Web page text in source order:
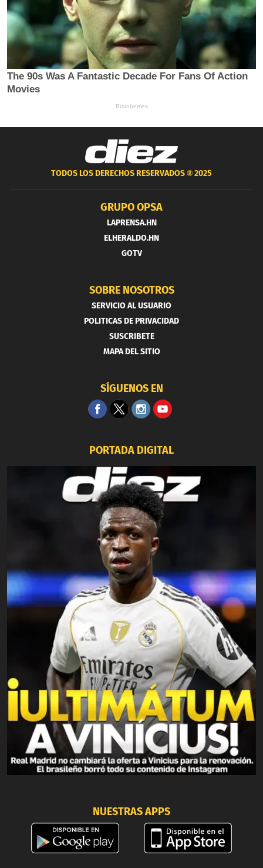
TODOS LOS DERECHOS RESERVADOS ®2025
GRUPO OPSA
LAPRENSA.HN
ELHERALDO.HN
GOTV
SOBRE NOSOTROS
SERVICIO AL USUARIO
POLITICAS DE PRIVACIDAD
SUSCRIBETE
MAPA DEL SITIO
SÍGUENOS EN
PORTADA DIGITAL
NUESTRAS APPS